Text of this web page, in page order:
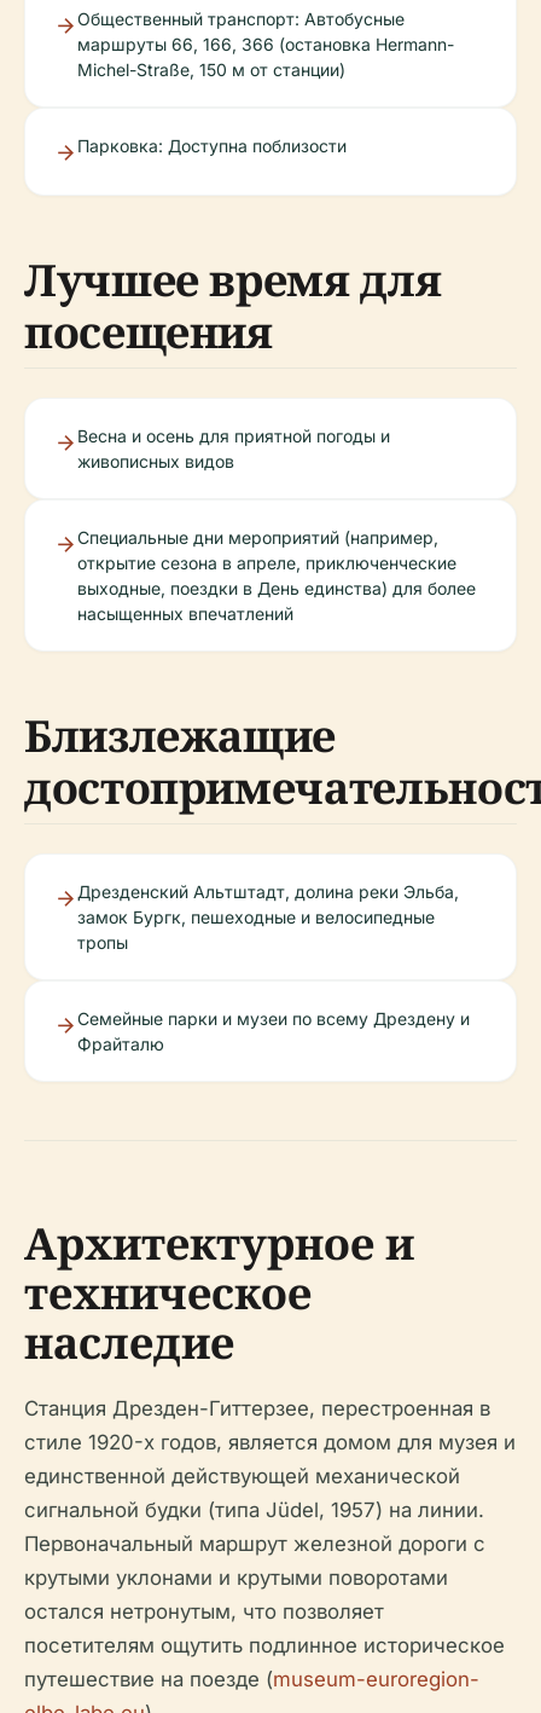
Общественный транспорт: Автобусные
маршруты 66, 166, 366 (остановка Hermann-
Michel-Straße, 150 м от станции)
Парковка: Доступна поблизости
Лучшее время для
посещения
Весна и осень для приятной погоды и
живописных видов
Специальные дни мероприятий (например,
открытие сезона в апреле, приключенческие
выходные, поездки в День единства) для более
насыщенных впечатлений
Близлежащие
Дрезденский Альтштадт, долина реки Эльба,
замок Бургк, пешеходные и велосипедные
тропы
Семейные парки и музеи по всему Дрездену и
Фрайталю
Архитектурное и
техническое
наследие
Станция Дрезден-Гиттерзее, перестроенная в
стиле 1920-х годов, является домом для музея и
единственной действующей механической
сигнальной будки (типа Jüdel, 1957) на линии.
Первоначальный маршрут железной дороги с
крутыми уклонами и крутыми поворотами
остался нетронутым, что позволяет
посетителям ощутить подлинное историческое
путешествие на поезде (museum-euroregion-